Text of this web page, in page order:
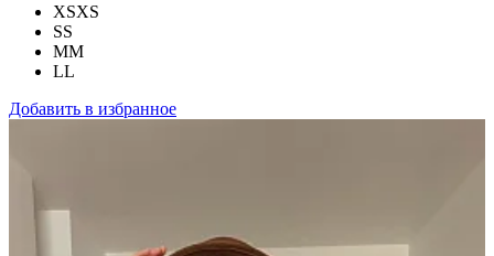
XSXS
SS
MM
LL
Добавить в избранное